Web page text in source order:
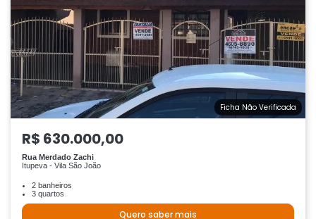
Ficha Não Verificada
R$ 630.000,00
Rua Merdado Zachi
Itupeva - Vila São João
2 banheiros
3 quartos
Quero saber mais